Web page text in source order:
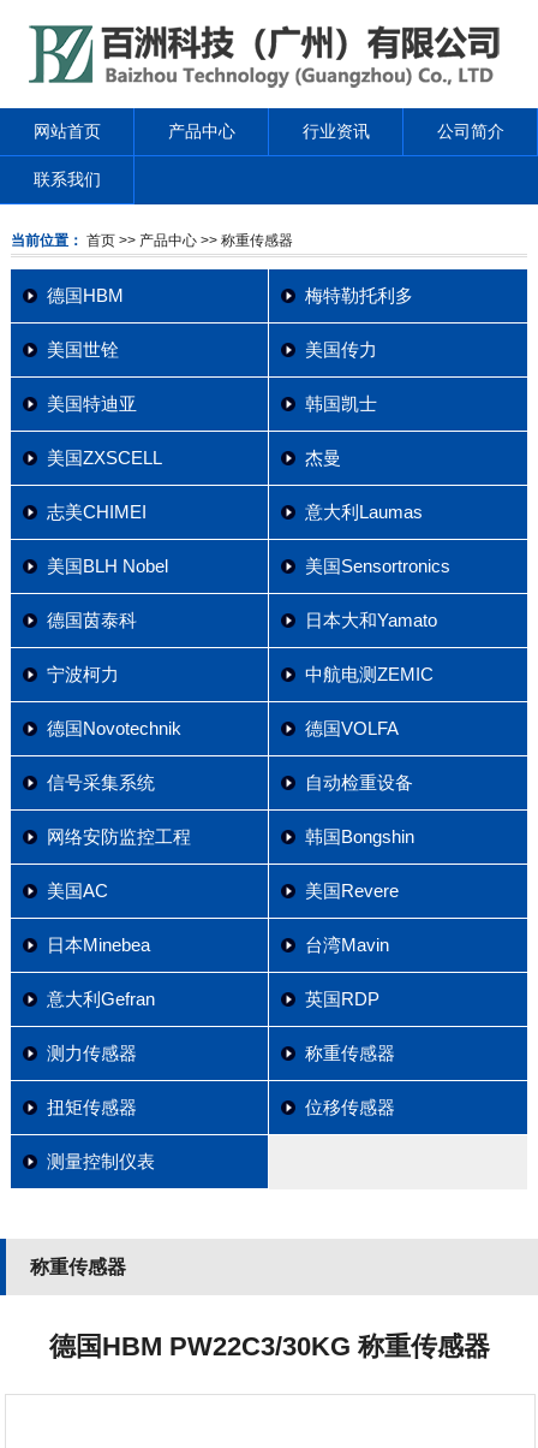
网站首页 产品中心 行业资讯 公司简介
联系我们
当前位置： 首页 >> 产品中心>> 称重传感器
德国HBM 梅特勒托利多
美国世铨 美国传力
美国特迪亚 韩国凯士
美国ZXSCELL 杰曼
志美CHIMEI 意大利Laumas
美国BLH Nobel 美国Sensortronics
德国茵泰科 日本大和Yamato
宁波柯力 中航电测ZEMIC
德国Novotechnik 德国VOLFA
信号采集系统 自动检重设备
网络安防监控工程 韩国Bongshin
美国AC 美国Revere
日本Minebea 台湾Mavin
意大利Gefran 英国RDP
测力传感器 称重传感器
扭矩传感器 位移传感器
测量控制仪表
称重传感器
德国HBM PW22C3/30KG 称重传感器